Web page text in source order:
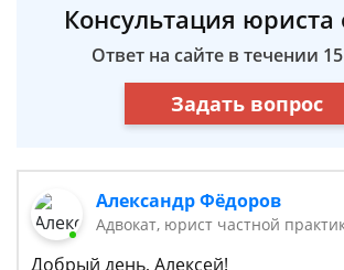
Консультация юриста
Ответ на сайте в течении
Задать вопрос
Александр Фёдоров
Адвокат, юрист частной
Добрый день, Алексей!